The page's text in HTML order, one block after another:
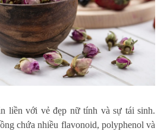
liền với vẻ đẹp nữ tính và sự tái sinh.
chứa nhiều flavonoid, polyphenol và